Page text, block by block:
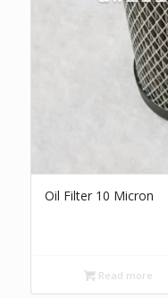
Oil Filter 10 Micron
Read more